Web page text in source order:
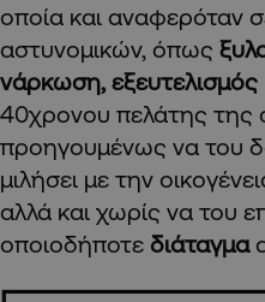
οποία και αναφερόταν
αστυνομικών, όπως
νάρκωση, εξευτελισμός
40χρονου πελάτης της
προηγουμένως να του
μιλήσει με την
αλλά και χωρίς να του
οποιοδήποτε διάταγμα